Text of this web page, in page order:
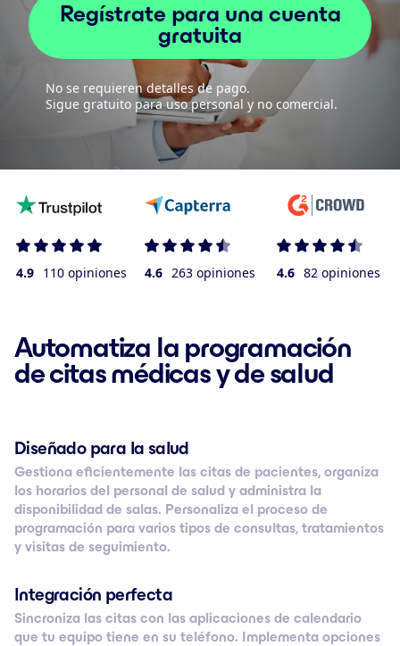
Regístrate para una cuenta
gratuita
No se requieren detalles de pago.
Sigue gratuito para uso personal y no comercial.
4.9 110 opiniones 4.6 263 opiniones 4.6 82 opiniones
Automatiza la programación
de citas médicas y de salud
Diseñado para la salud
Gestiona eficientemente las citas de pacientes, organiza
los horarios del personal de salud y administra la
disponibilidad de salas. Personaliza el proceso de
programación para varios tipos de consultas, tratamientos
y visitas de seguimiento.
Integración perfecta
Sincroniza las citas con las aplicaciones de calendario
que tu equipo tiene en su teléfono. Implementa opciones